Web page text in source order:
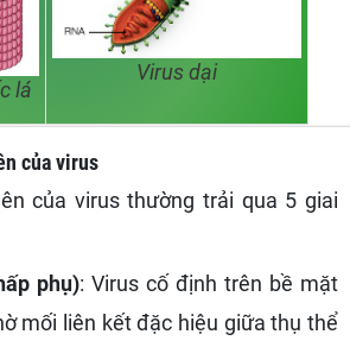
lá
Virus dại
của virus
của virus thường trải qua 5 giai
phụ): Virus cố định trên bề mặt
mối liên kết đặc hiệu giữa thụ thể